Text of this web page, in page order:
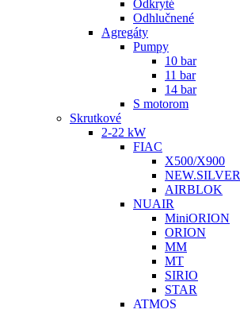
Odkryté
Odhlučnené
Agregáty
Pumpy
10 bar
11 bar
14 bar
S motorom
Skrutkové
2-22 kW
FIAC
X500/X900
NEW.SILVER
AIRBLOK
NUAIR
MiniORION
ORION
MM
MT
SIRIO
STAR
ATMOS